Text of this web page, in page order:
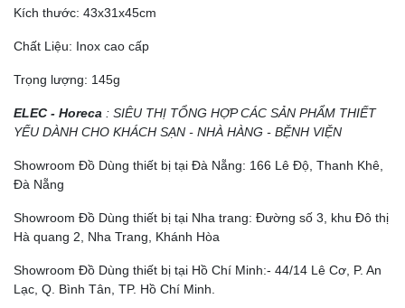
Kích thước: 43x31x45cm
Chất Liệu: Inox cao cấp
Trọng lượng: 145g
ELEC - Horeca : SIÊU THỊ TỔNG HỢP CÁC SẢN PHẨM THIẾT
YẾU DÀNH CHO KHÁCH SẠN - NHÀ HÀNG - BỆNH VIỆN
Showroom Đồ Dùng thiết bị tại Đà Nẵng: 166 Lê Độ, Thanh Khê,
Đà Nẵng
Showroom Đồ Dùng thiết bị tại Nha trang: Đường số 3, khu Đô thị
Hà quang 2, Nha Trang, Khánh Hòa
Showroom Đồ Dùng thiết bị tại Hồ Chí Minh:- 44/14 Lê Cơ, P. An
Lạc, Q. Bình Tân, TP. Hồ Chí Minh.